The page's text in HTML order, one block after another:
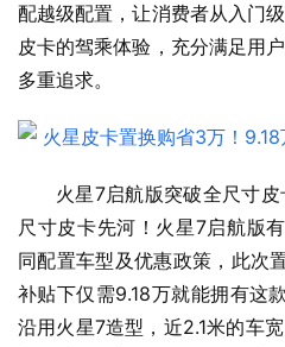
配越级配置，让消费者从入门
皮卡的驾乘体验，充分满足用
多重追求。
火星7启航版突破全尺寸
尺寸皮卡先河！火星7启航版
同配置车型及优惠政策，此次
补贴下仅需9.18万就能拥有这
沿用火星7造型，近2.1米的车